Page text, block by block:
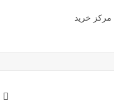
مرکز خرید